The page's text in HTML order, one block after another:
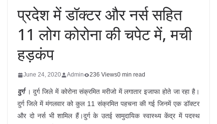
प्रदेश में डॉक्टर और नर्स सहित
11 लोग कोरोना की चपेट में, मची
हड़कंप
June 24, 2020 Admin 236 Views0 min read
दुर्ग। दुर्ग जिले में कोरोना संक्रमित मरीजो में लगातार इजाफा होते जा रहा है।
दुर्ग जिले में मंगलवार को कुल 11 संक्रमित पहचना की गई जिनमें एक डॉक्टर
और दो नर्स भी शामिल हैं।दुर्ग के उतई सामुदायिक स्वास्थ्य केंद्र में पदस्थ